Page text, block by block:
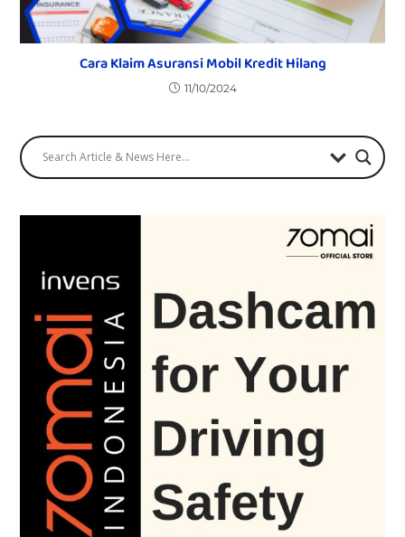
Cara Klaim Asuransi Mobil Kredit Hilang
11/10/2024